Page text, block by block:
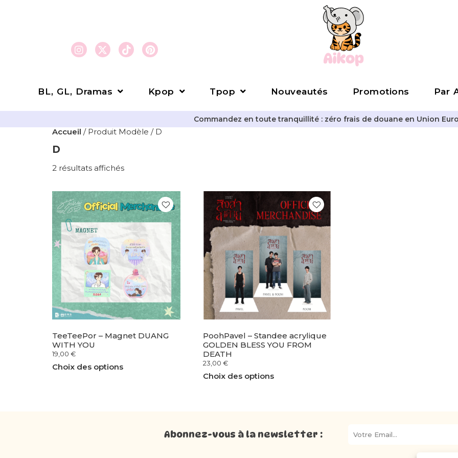
BL, GL, Dramas Kpop Tpop Nouveautés Promotions Par
Commandez en toute tranquillité : zéro frais de douane en Union
Accueil / Produit Modèle / D
D
2 résultats affichés
TeeTeePor – Magnet DUANG
WITH YOU
19,00 €
Choix des options
PoohPavel – Standee acrylique
GOLDEN BLESS YOU FROM
DEATH
23,00 €
Choix des options
Abonnez-vous à la newsletter :